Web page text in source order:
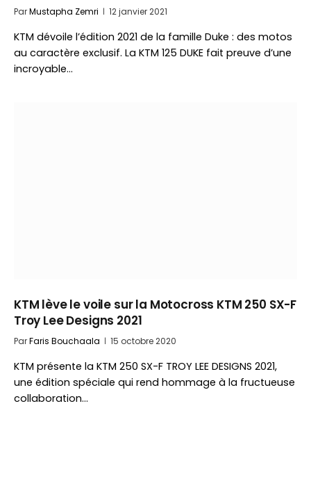
ParMustapha Zemri 12 janvier 2021
KTM dévoile l’édition 2021 de la famille Duke : des motos
au caractère exclusif. La KTM 125 DUKE fait preuve d’une
incroyable…
KTM lève le voile sur la Motocross KTM 250 SX-F
Troy Lee Designs 2021
ParFaris Bouchaala 15 octobre 2020
KTM présente la KTM 250 SX-F TROY LEE DESIGNS 2021,
une édition spéciale qui rend hommage à la fructueuse
collaboration…